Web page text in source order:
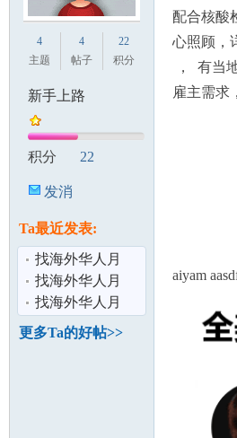
4
主题
4
帖子
22
积分
新手上路
积分 22
发消
Ta最近发表:
找海外华人月
嫂、育儿嫂、保
姆首选易寻国际
找海外华人月
嫂、育儿嫂、保
姆首选易寻国际
找海外华人月
嫂、育儿嫂、保
姆首选易寻国际
更多Ta的好帖>>
配合核酸
心照顾，
， 有当
雇主需求
aiyam